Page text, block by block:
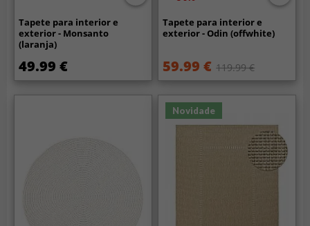
Tapete para interior e
exterior - Monsanto
(laranja)
49.99 €
Tapete para interior e
exterior - Odin (offwhite)
59.99 € 119.99 €
Novidade